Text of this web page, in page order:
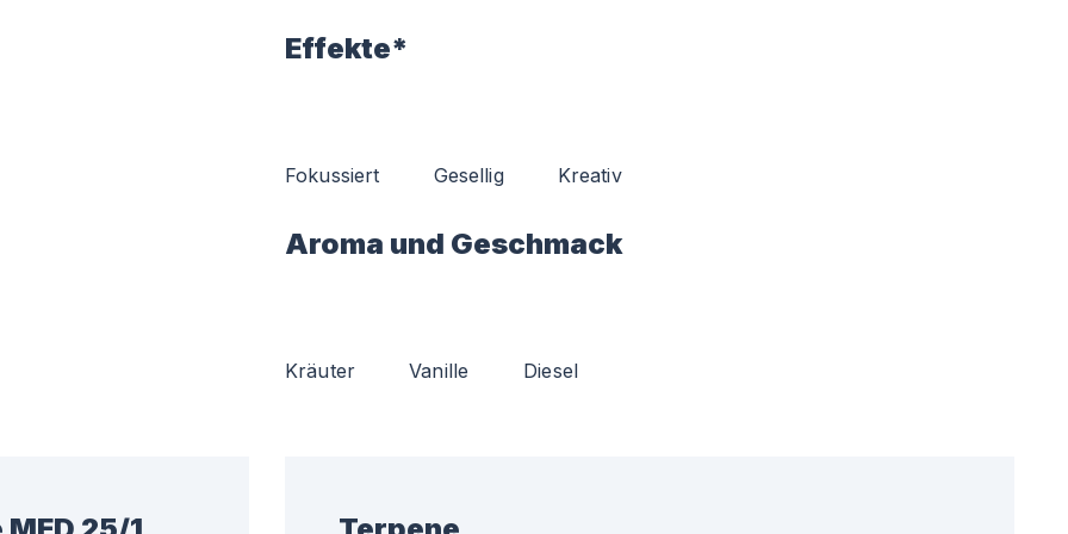
Effekte*
Fokussiert Gesellig Kreativ
Aroma und Geschmack
Kräuter Vanille Diesel